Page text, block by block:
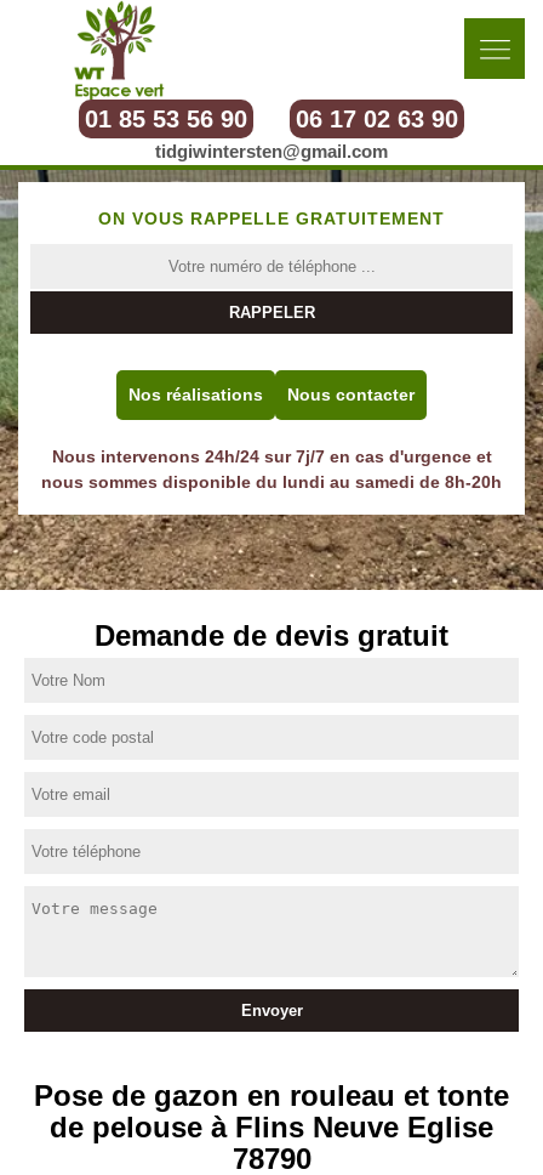
01 85 53 56 90 06 17 02 63 90
tidgiwintersten@gmail.com
ON VOUS RAPPELLE GRATUITEMENT
Nos réalisations Nous contacter
Nous intervenons 24h/24 sur 7j/7 en cas d'urgence et
nous sommes disponible du lundi au samedi de 8h-20h
Demande de devis gratuit
Pose de gazon en rouleau et tonte
de pelouse à Flins Neuve Eglise
78790